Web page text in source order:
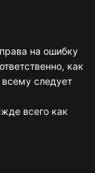
на ошибку
как
следует
всего как